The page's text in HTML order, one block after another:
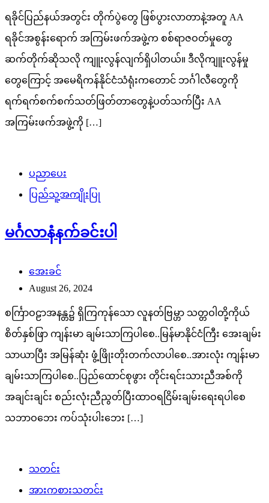
ရခိုင်ပြည်နယ်အတွင်း တိုက်ပွဲတွေ ဖြစ်ပွားလာတာနဲ့အတူ AA
ရခိုင်အစွန်းရောက် အကြမ်းဖက်အဖွဲ့က စစ်ရာဇဝတ်မှုတွေ
ဆက်တိုက်ဆိုသလို ကျူးလွန်လျက်ရှိပါတယ်။ ဒီလိုကျူးလွန်မှု
တွေကြောင့် အမေရိကန်နိုင်ငံသံရုံးကတောင် ဘင်္ဂါလီတွေကို
ရက်ရက်စက်စက်သတ်ဖြတ်တာတွေနဲ့ပတ်သက်ပြီး AA
အကြမ်းဖက်အဖွဲ့ကို […]
ပညာပေး
ပြည်သူ့အကျိုးပြု
မင်္ဂလာနံနက်ခင်းပါ
အေးခင်
August 26, 2024
စင်္ကြာဝဠာအနန္တ၌ ရှိကြကုန်သော လူနတ်ဗြမ္ဟာ သတ္တဝါတို့ကိုယ်
စိတ်နှစ်ဖြာ ကျန်းမာ ချမ်းသာကြပါစေ..မြန်မာနိုင်ငံကြီး အေးချမ်း
သာယာပြီး အမြန်ဆုံး ဖွံ့ဖြိုးတိုးတက်လာပါစေ..အားလုံး ကျန်းမာ
ချမ်းသာကြပါစေ..ပြည်ထောင်စုဖွား တိုင်းရင်းသားညီအစ်ကို
အချင်းချင်း စည်းလုံးညီညွတ်ပြီးထာဝရငြိမ်းချမ်းရေးရပါစေ
သဘာဝဘေး ကပ်သုံးပါးဘေး […]
သတင်း
အားကစားသတင်း